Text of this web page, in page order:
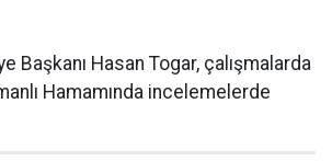
Başkanı Hasan Togar, çalışmalarda
Hamamında incelemelerde